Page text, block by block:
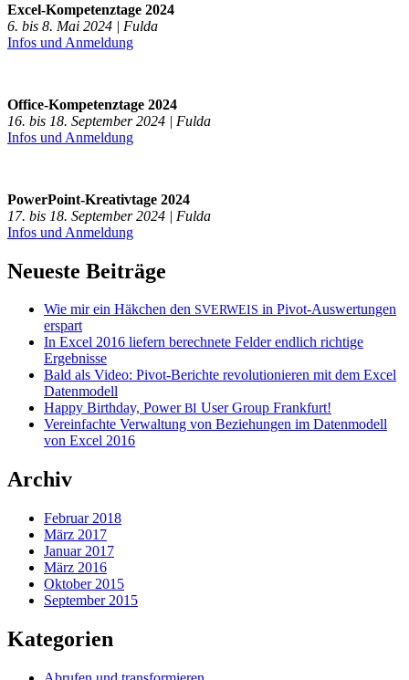
Excel-Kompetenztage 2024
6. bis 8. Mai 2024 | Fulda
Infos und Anmeldung
Office-Kompetenztage 2024
16. bis 18. September 2024 | Fulda
Infos und Anmeldung
PowerPoint-Kreativtage 2024
17. bis 18. September 2024 | Fulda
Infos und Anmeldung
Neueste Beiträge
Wie mir ein Häkchen den SVERWEIS in Pivot-Auswertungen
erspart
In Excel 2016 liefern berechnete Felder endlich richtige
Ergebnisse
Bald als Video: Pivot-Berichte revolutionieren mit dem Excel
Datenmodell
Happy Birthday, PowerBI User Group Frankfurt!
Vereinfachte Verwaltung von Beziehungen im Datenmodell
von Excel 2016
Archiv
Februar 2018
März 2017
Januar 2017
März 2016
Oktober 2015
September 2015
Kategorien